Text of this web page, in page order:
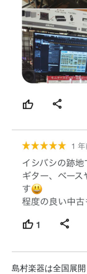
島村楽器は全国展